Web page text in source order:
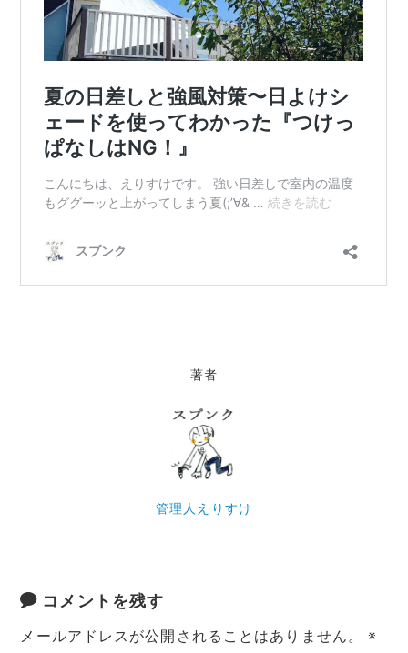
著者
管理人えりすけ
コメントを残す
メールアドレスが公開されることはありません。
※